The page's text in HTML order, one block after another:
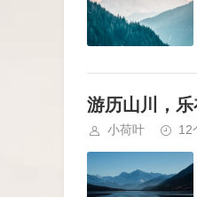
游历山川，
小荷叶 12